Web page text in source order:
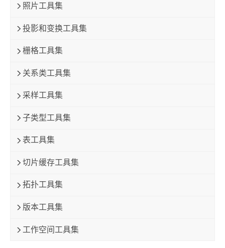
照片工具集
投影和变换工具集
栅格工具集
关系类工具集
采样工具集
子类型工具集
表工具集
切片缓存工具集
拓扑工具集
版本工具集
工作空间工具集